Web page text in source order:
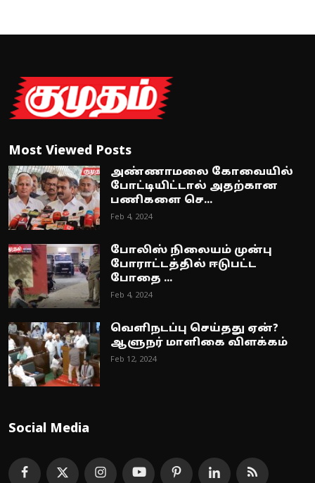
Most Viewed Posts
அண்ணாமலை கோவையில்
போட்டியிட்டால் அதற்கான
பணிகளை செ...
Feb 4, 2024
போலிஸ் நிலையம் முன்பு
போராட்டத்தில் ஈடுபட்ட
போதை ...
Feb 4, 2024
வெளிநடப்பு செய்தது ஏன்?
ஆளுநர் மாளிகை விளக்கம்
Feb 12, 2024
Social Media